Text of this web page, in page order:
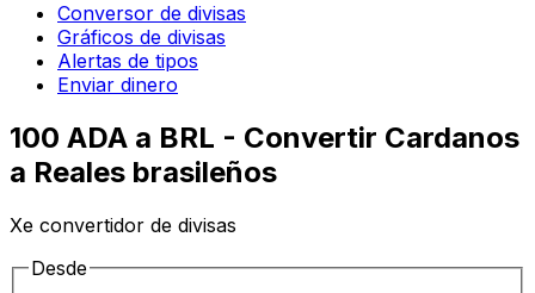
Conversor de divisas
Gráficos de divisas
Alertas de tipos
Enviar dinero
100 ADA a BRL - Convertir Cardanos
a Reales brasileños
Xe convertidor de divisas
Desde